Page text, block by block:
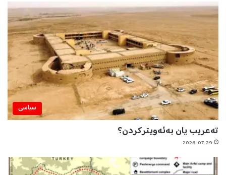
سیاسی
تەعریب یان بەئەویترکردن؟
2026-07-29